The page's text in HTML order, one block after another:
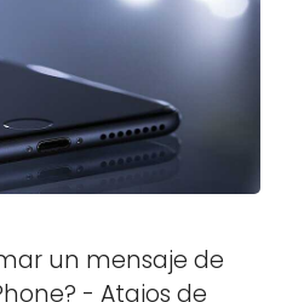
un mensaje de
- Atajos de